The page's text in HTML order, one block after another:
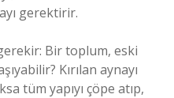
gerektirir.
Bir toplum, eski
Kırılan aynayı
tüm yapıyı çöpe atıp,